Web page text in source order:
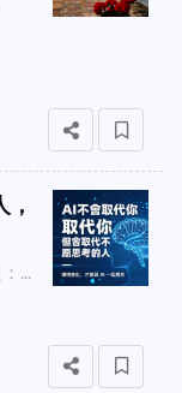
...